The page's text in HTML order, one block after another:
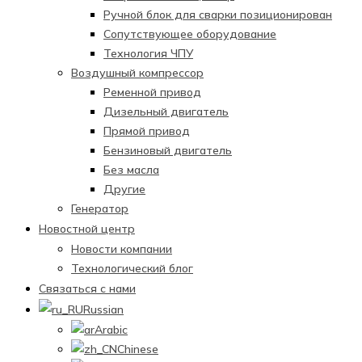
Ручной блок для сварки позиционирован
Сопутствующее оборудование
Технология ЧПУ
Воздушный компрессор
Ременной привод
Дизельный двигатель
Прямой привод
Бензиновый двигатель
Без масла
Другие
Генератор
Новостной центр
Новости компании
Технологический блог
Связаться с нами
Russian
Arabic
Chinese